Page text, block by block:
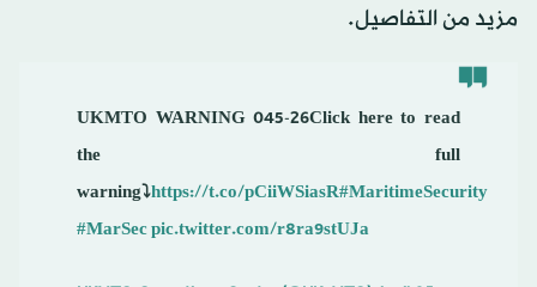
مزيد من التفاصيل.
UKMTO WARNING 045-26Click here to read
the full
warning⤵️https://t.co/pCiiWSiasR#MaritimeSecurity
#MarSecpic.twitter.com/r8ra9stUJa